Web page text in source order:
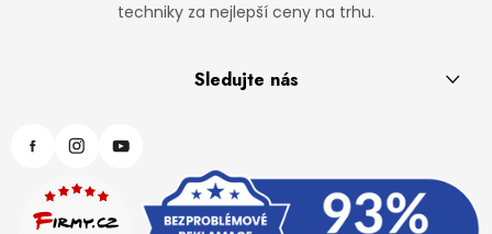
techniky za nejlepší ceny na trhu.
Sledujte nás